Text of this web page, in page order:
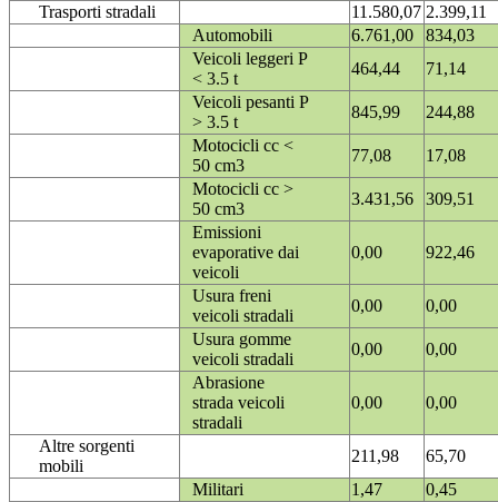
Trasporti stradali 11.580,07 2.399,11
Automobili
6.761,00
834,03
Veicoli leggeri P
< 3.5 t
464,44
71,14
Veicoli pesanti P
> 3.5 t
845,99
244,88
Motocicli cc <
50 cm3
77,08
17,08
Motocicli cc >
50 cm3
3.431,56
309,51
Emissioni
evaporative dai
veicoli
0,00 922,46
Usura freni
veicoli stradali
0,00
0,00
Usura gomme
veicoli stradali
0,00
0,00
Abrasione
strada veicoli
stradali
0,00 0,00
Altre sorgenti
mobili
211,98
65,70
Militari
1,47
0,45